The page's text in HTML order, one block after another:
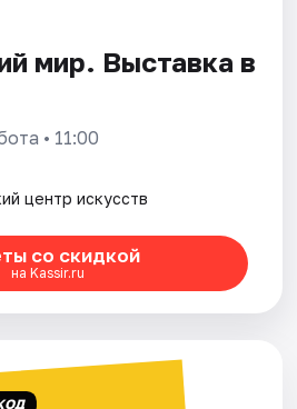
мир. Выставка в
• 11:00
центр искусств
со скидкой
на Kassir.ru